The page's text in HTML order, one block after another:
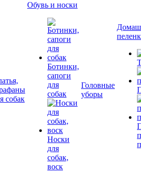
собак
Обувь и носки
Ботинки,
сапоги
для
собак
Носки
для
собак,
воск
Головные
уборы